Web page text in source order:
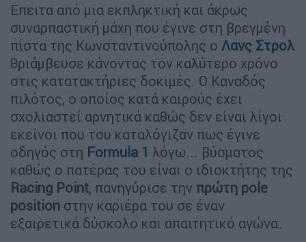
Επειτα από μια εκπληκτική και άκρως
συναρπαστική μάχη που έγινε στη βρεγμένη
πίστα της Κωνσταντινούπολης ο Λανς Στρολ
θριάμβευσε κάνοντας τον καλύτερο χρόνο
στις κατατακτήριες δοκιμές. Ο Καναδός
πιλότος, ο οποίος κατά καιρούς έχει
σχολιαστεί αρνητικά καθώς δεν είναι λίγοι
εκείνοι που του καταλόγιζαν πως έγινε
οδηγός στη Formula 1 λόγω... βύσματος
καθώς ο πατέρας του είναι ο ιδιοκτήτης της
Racing Point, πανηγύρισε την πρώτη pole
position στην καριέρα του σε έναν
εξαιρετικά δύσκολο και απαιτητικό αγώνα.